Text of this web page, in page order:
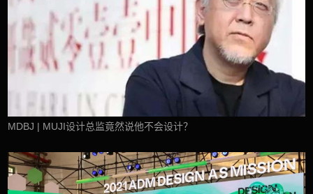
MDBJ | MUJI设计总监竟然说他不会设计？